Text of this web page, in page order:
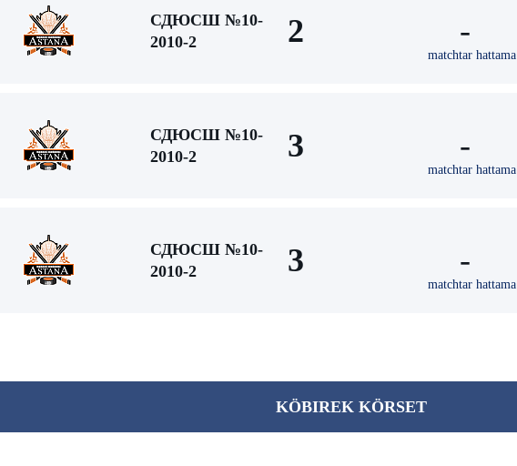
СДЮСШ №10-
2010-2
2 -
matchtar hattama
СДЮСШ №10-
2010-2
3 -
matchtar hattama
СДЮСШ №10-
2010-2
3 -
matchtar hattama
KÖBІREK KÖRSET